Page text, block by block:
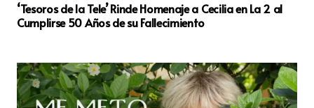
‘Tesoros de la Tele’ Rinde Homenaje a Cecilia en La 2 al
Cumplirse 50 Años de su Fallecimiento